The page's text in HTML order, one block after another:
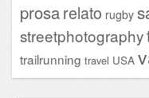
prosarelato rugby
streetphotography
trailrunning travel USA